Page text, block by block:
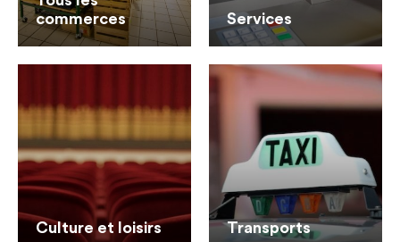
commerces
Services
Culture et loisirs Transports